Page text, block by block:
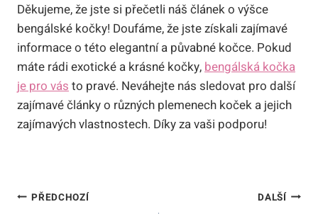
Děkujeme, že jste si přečetli náš článek o výšce
bengálské kočky! Doufáme, že jste získali zajímavé
informace o této elegantní a půvabné kočce. Pokud
máte rádi exotické a krásné kočky,bengálská kočka
je pro vásto pravé. Neváhejte nás sledovat pro další
zajímavé články o různých plemenech koček a jejich
zajímavých vlastnostech. Díky za vaši podporu!
Navigace
PŘEDCHOZÍ DALŠÍ